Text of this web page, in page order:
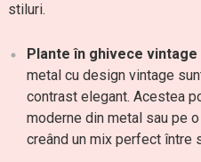
stiluri.
Plante în ghivece vintage
metal cu design vintage
contrast elegant. Acestea
moderne din metal sau pe
creând un mix perfect între